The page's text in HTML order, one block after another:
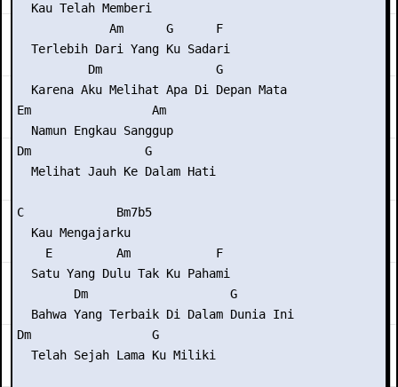
  Kau Telah Memberi
             Am      G      F
  Terlebih Dari Yang Ku Sadari
          Dm                G
  Karena Aku Melihat Apa Di Depan Mata
Em                 Am
  Namun Engkau Sanggup
Dm                G
  Melihat Jauh Ke Dalam Hati
C             Bm7b5
  Kau Mengajarku
    E         Am            F
  Satu Yang Dulu Tak Ku Pahami
        Dm                    G
  Bahwa Yang Terbaik Di Dalam Dunia Ini
Dm                 G
  Telah Sejah Lama Ku Miliki